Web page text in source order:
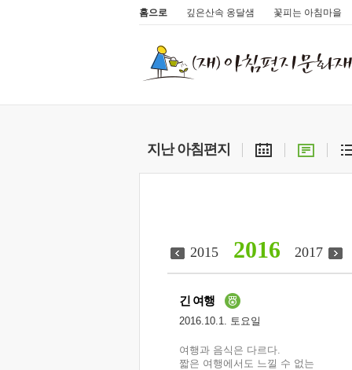
홈으로 깊은산속 옹달샘 꽃피는 아침마을
지난 아침편지
2016
2015 2017
긴 여행
2016.10.1. 토요일
여행과 음식은 다르다.
짧은 여행에서도 느낄 수 없는